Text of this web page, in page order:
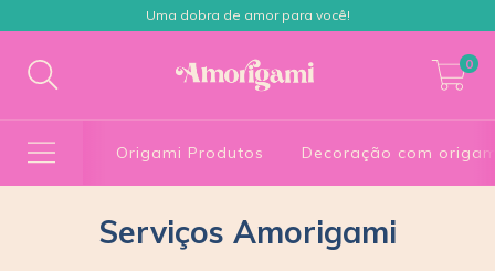
Uma dobra de amor para você!
0
Origami Produtos Decoração com
Serviços Amorigami